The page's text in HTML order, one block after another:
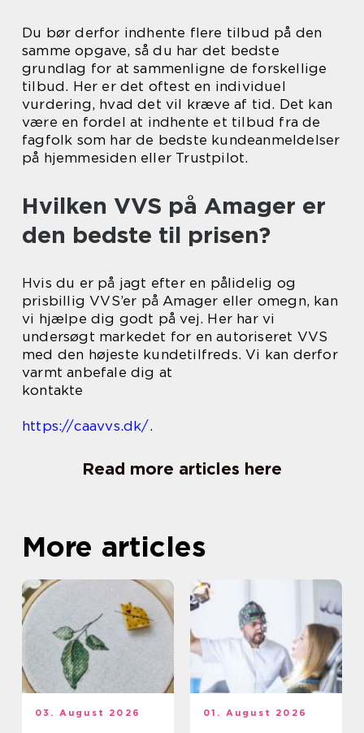
Du bør derfor indhente flere tilbud på den
samme opgave, så du har det bedste
grundlag for at sammenligne de forskellige
tilbud. Her er det oftest en individuel
vurdering, hvad det vil kræve af tid. Det kan
være en fordel at indhente et tilbud fra de
fagfolk som har de bedste kundeanmeldelser
på hjemmesiden eller Trustpilot.
Hvilken VVS på Amager er
den bedste til prisen?
Hvis du er på jagt efter en pålidelig og
prisbillig VVS’er på Amager eller omegn, kan
vi hjælpe dig godt på vej. Her har vi
undersøgt markedet for en autoriseret VVS
med den højeste kundetilfreds. Vi kan derfor
varmt anbefale dig at
kontakte
https://caavvs.dk/.
Read more articles here
More articles
03. August 2026 01. August 2026